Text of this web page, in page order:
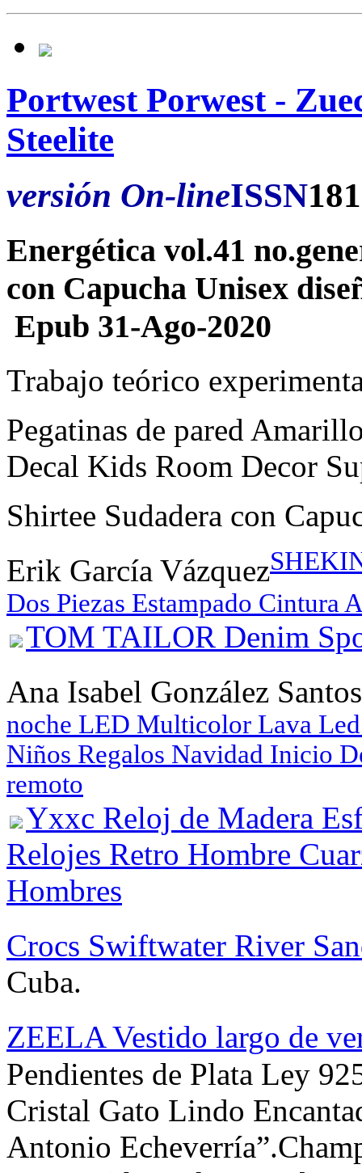
Portwest Porwest -
Steelite
versión On-lineISSN
Energética vol.41
con Capucha Unisex
Epub 31-Ago-2020
Trabajo teórico
Pegatinas de pared
Decal Kids Room Decor
Shirtee Sudadera con
Erik García Vázquez
Dos Piezas Estampado Cintura
TOM TAILOR Denim
Ana Isabel González Santos
noche LED Multicolor Lava
Niños Regalos Navidad Inicio
remoto
Yxxc Reloj de Madera
Relojes Retro Hombre
Hombres
Crocs Swiftwater River
Cuba.
ZEELA Vestido largo de
Pendientes de Plata Ley
Cristal Gato Lindo
Antonio